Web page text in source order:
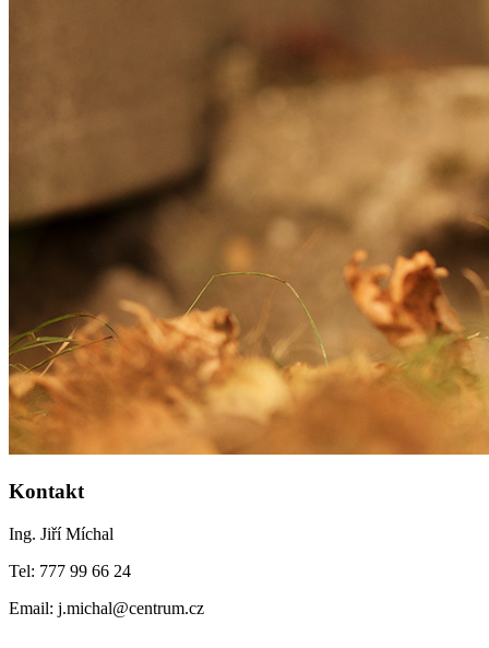
Kontakt
Ing. Jiří Míchal
Tel: 777 99 66 24
Email: j.michal@centrum.cz